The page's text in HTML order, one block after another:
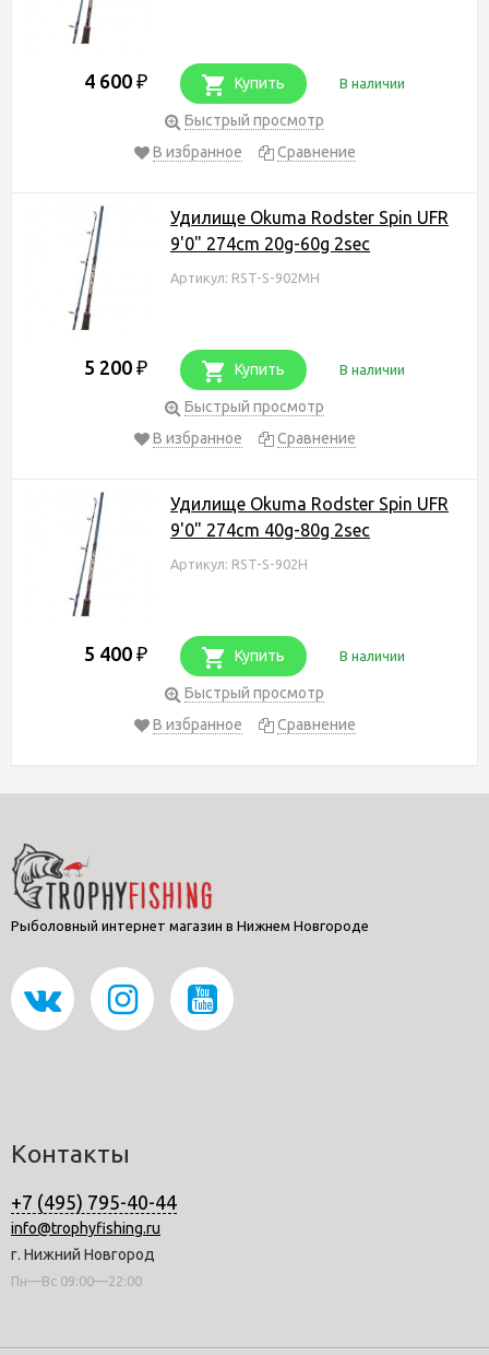
4 600 ₽ Купить В наличии
Быстрый просмотр
В избранное
Сравнение
Удилище Okuma Rodster Spin UFR
9'0" 274cm 20g-60g 2sec
Артикул: RST-S-902MH
5 200 ₽ Купить В наличии
Быстрый просмотр
В избранное
Сравнение
Удилище Okuma Rodster Spin UFR
9'0" 274cm 40g-80g 2sec
Артикул: RST-S-902H
5 400 ₽ Купить В наличии
Быстрый просмотр
В избранное
Сравнение
Рыболовный интернет магазин в Нижнем Новгороде
Контакты
+7 (495) 795-40-44
info@trophyfishing.ru
г. Нижний Новгород
Пн—Вс 09:00—22:00